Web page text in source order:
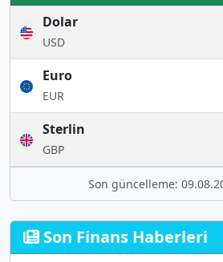
Dolar
USD
Euro
EUR
Sterlin
GBP
Son güncelleme:
Son Finans Haberleri